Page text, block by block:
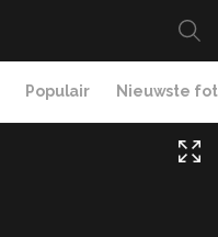
Populair Nieuwste